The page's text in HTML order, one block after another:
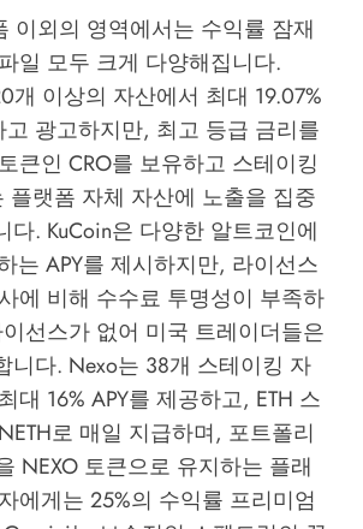
이외의 영역에서는 수익률 잠재
일 모두 크게 다양해집니다.
개 이상의 자산에서 최대 19.07%
고 광고하지만, 최고 등급 금리를
큰인 CRO를 보유하고 스테이킹
플랫폼 자체 자산에 노출을 집중
다. KuCoin은 다양한 알트코인에
는 APY를 제시하지만, 라이선스
에 비해 수수료 투명성이 부족하
선스가 없어 미국 트레이더들은
니다. Nexo는 38개 스테이킹 자
대 16% APY를 제공하고, ETH 스
로 매일 지급하며, 포트폴리
NEXO 토큰으로 유지하는 플래
에게는 25%의 수익률 프리미엄